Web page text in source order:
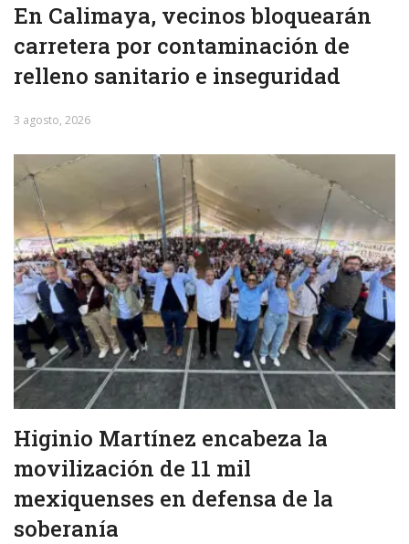
En Calimaya, vecinos bloquearán
carretera por contaminación de
relleno sanitario e inseguridad
3 agosto, 2026
Higinio Martínez encabeza la
movilización de 11 mil
mexiquenses en defensa de la
soberanía